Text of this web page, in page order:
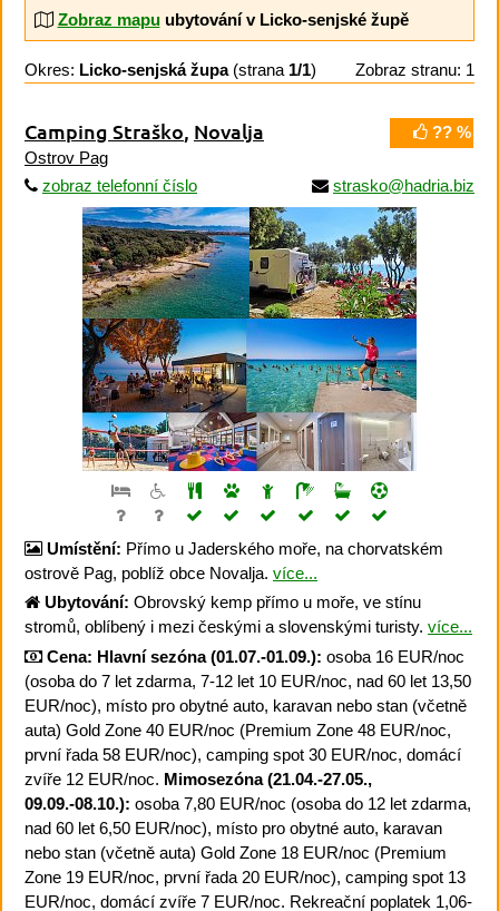
Zobraz mapuubytování v Licko-senjské župě
Okres: Licko-senjská župa(strana 1/1) Zobraz stranu: 1
?? %
Camping Straško, Novalja
Ostrov Pag
zobraz telefonní číslo
strasko@hadria.biz
Umístění: Přímo u Jaderského moře, na chorvatském
ostrově Pag, poblíž obce Novalja. více...
Ubytování: Obrovský kemp přímo u moře, ve stínu
stromů, oblíbený i mezi českými a slovenskými turisty. více...
Cena: Hlavní sezóna (01.07.-01.09.): osoba 16 EUR/noc
(osoba do 7 let zdarma, 7-12 let 10 EUR/noc, nad 60 let 13,50
EUR/noc), místo pro obytné auto, karavan nebo stan (včetně
auta) Gold Zone 40 EUR/noc (Premium Zone 48 EUR/noc,
první řada 58 EUR/noc), camping spot 30 EUR/noc, domácí
zvíře 12 EUR/noc. Mimosezóna (21.04.-27.05.,
09.09.-08.10.): osoba 7,80 EUR/noc (osoba do 12 let zdarma,
nad 60 let 6,50 EUR/noc), místo pro obytné auto, karavan
nebo stan (včetně auta) Gold Zone 18 EUR/noc (Premium
Zone 19 EUR/noc, první řada 20 EUR/noc), camping spot 13
EUR/noc, domácí zvíře 7 EUR/noc. Rekreační poplatek 1,06-